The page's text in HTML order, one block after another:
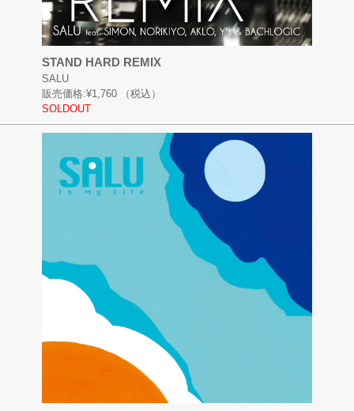
STAND HARD REMIX
SALU
販売価格:¥1,760
（税込）
SOLDOUT